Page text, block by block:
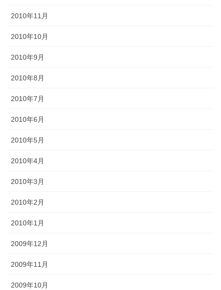
2010年11月
2010年10月
2010年9月
2010年8月
2010年7月
2010年6月
2010年5月
2010年4月
2010年3月
2010年2月
2010年1月
2009年12月
2009年11月
2009年10月